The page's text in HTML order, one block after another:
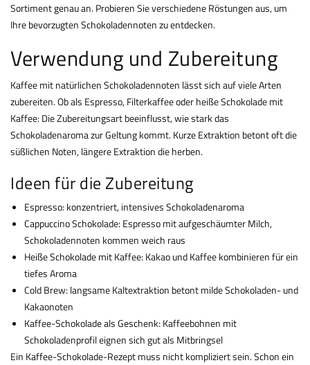
Sortiment genau an. Probieren Sie verschiedene Röstungen aus, um
Ihre bevorzugten Schokoladennoten zu entdecken.
Verwendung und Zubereitung
Kaffee mit natürlichen Schokoladennoten lässt sich auf viele Arten
zubereiten. Ob als Espresso, Filterkaffee oder heiße Schokolade mit
Kaffee: Die Zubereitungsart beeinflusst, wie stark das
Schokoladenaroma zur Geltung kommt. Kurze Extraktion betont oft die
süßlichen Noten, längere Extraktion die herben.
Ideen für die Zubereitung
Espresso: konzentriert, intensives Schokoladenaroma
Cappuccino Schokolade: Espresso mit aufgeschäumter Milch,
Schokoladennoten kommen weich raus
Heiße Schokolade mit Kaffee: Kakao und Kaffee kombinieren für ein
tiefes Aroma
Cold Brew: langsame Kaltextraktion betont milde Schokoladen- und
Kakaonoten
Kaffee-Schokolade als Geschenk: Kaffeebohnen mit
Schokoladenprofil eignen sich gut als Mitbringsel
Ein Kaffee-Schokolade-Rezept muss nicht kompliziert sein. Schon ein